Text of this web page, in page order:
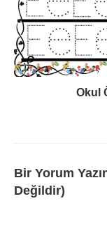
Okul
Bir Yorum
Değildir)